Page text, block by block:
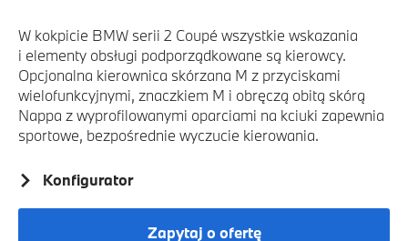
W kokpicie BMW serii 2 Coupé wszystkie wskazania
i elementy obsługi podporządkowane są kierowcy.
Opcjonalna kierownica skórzana M z przyciskami
wielofunkcyjnymi, znaczkiem M i obręczą obitą skórą
Nappa z wyprofilowanymi oparciami na kciuki zapewnia
sportowe, bezpośrednie wyczucie kierowania.
Konfigurator
Zapytaj o ofertę